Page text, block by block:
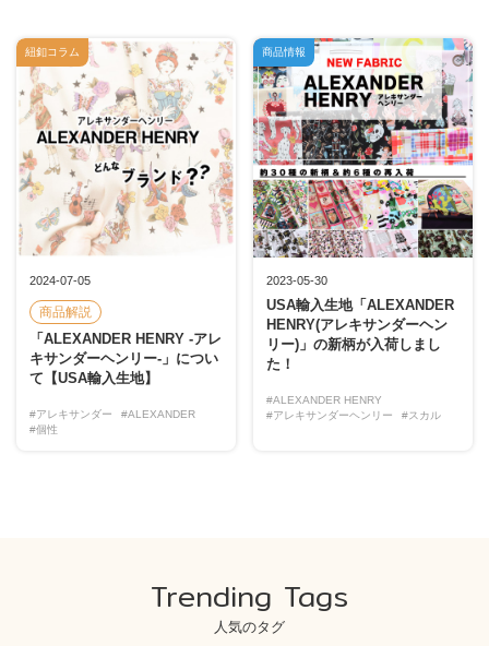
2024-07-05
商品解説
「ALEXANDER HENRY -アレ
キサンダーヘンリー-」につい
て【USA輸入生地】
#アレキサンダー
#ALEXANDER
#個性
紐釦コラム
2023-05-30
USA輸入生地「ALEXANDER
HENRY(アレキサンダーヘン
リー)」の新柄が入荷しまし
た！
#ALEXANDER HENRY
#アレキサンダーヘンリー
#スカル
商品情報
Trending Tags
人気のタグ